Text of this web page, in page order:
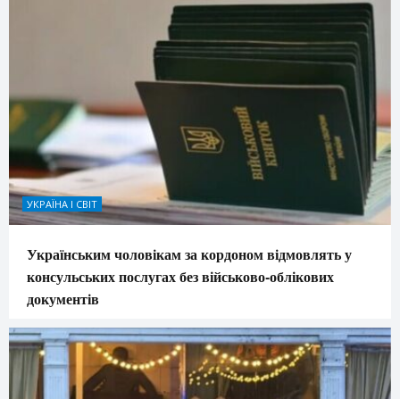
УКРАЇНА І СВІТ
Українським чоловікам за кордоном відмовлять у
консульських послугах без військово-облікових
документів